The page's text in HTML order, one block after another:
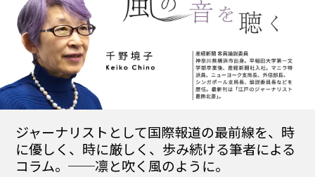
ジャーナリストとして国際報道の最前線を、時
に優しく、時に厳しく、歩み続ける筆者による
コラム。──凛と吹く風のように。